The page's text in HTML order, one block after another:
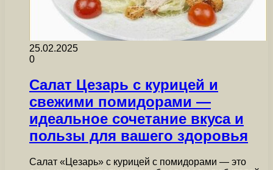
25.02.2025
0
Салат Цезарь с курицей и
свежими помидорами —
идеальное сочетание вкуса и
пользы для вашего здоровья
Салат «Цезарь» с курицей с помидорами — это